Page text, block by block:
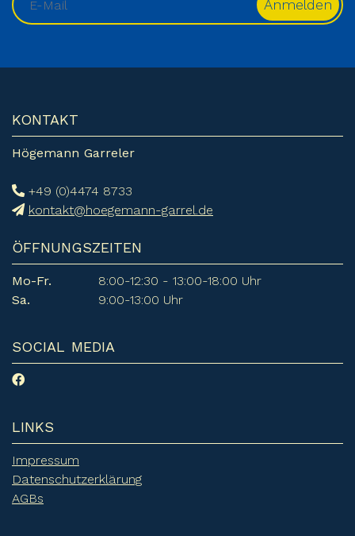
KONTAKT
Högemann Garreler
+49 (0)4474 8733
kontakt@hoegemann-garrel.de
ÖFFNUNGSZEITEN
Mo-Fr.
8:00-12:30 - 13:00-18:00 Uhr
Sa.
9:00-13:00 Uhr
SOCIAL MEDIA
LINKS
Impressum
Datenschutzerklärung
AGBs